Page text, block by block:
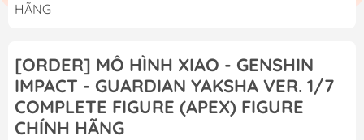
HÃNG
[ORDER] MÔ HÌNH XIAO - GENSHIN
IMPACT - GUARDIAN YAKSHA VER. 1/7
COMPLETE FIGURE (APEX) FIGURE
CHÍNH HÃNG